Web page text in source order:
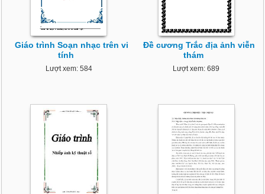
Giáo trình Soạn nhạc trên vi
tính
Lượt xem: 584
Đề cương Trắc địa ảnh viễn
thám
Lượt xem: 689